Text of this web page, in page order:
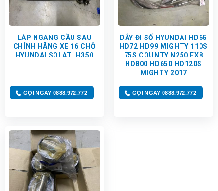
LÁP NGANG CẦU SAU
CHÍNH HÃNG XE 16 CHỖ
HYUNDAI SOLATI H350
GỌI NGAY 0888.972.772
DÂY ĐI SỐ HYUNDAI HD65
HD72 HD99 MIGHTY 110S
75S COUNTY N250 EX8
HD800 HD650 HD120S
MIGHTY 2017
GỌI NGAY 0888.972.772